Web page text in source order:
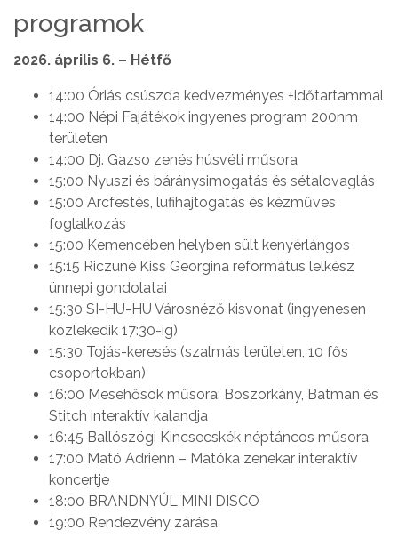
programok
2026. április 6. – Hétfő
14:00 Óriás csúszda kedvezményes +időtartammal
14:00 Népi Fajátékok ingyenes program 200nm
területen
14:00 Dj. Gazso zenés húsvéti műsora
15:00 Nyuszi és báránysimogatás és sétalovaglás
15:00 Arcfestés, lufihajtogatás és kézműves
foglalkozás
15:00 Kemencében helyben sült kenyérlángos
15:15 Riczuné Kiss Georgina református lelkész
ünnepi gondolatai
15:30 SI-HU-HU Városnéző kisvonat (ingyenesen
közlekedik 17:30-ig)
15:30 Tojás-keresés (szalmás területen, 10 fős
csoportokban)
16:00 Mesehősök műsora: Boszorkány, Batman és
Stitch interaktív kalandja
16:45 Ballószögi Kincsecskék néptáncos műsora
17:00 Mató Adrienn – Matóka zenekar interaktív
koncertje
18:00 BRANDNYÚL MINI DISCO
19:00 Rendezvény zárása